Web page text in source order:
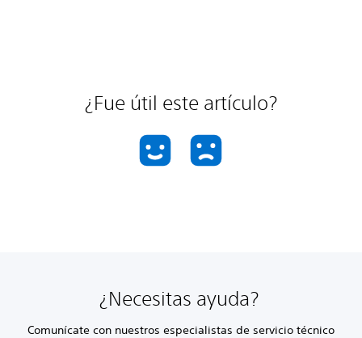
¿Fue útil este artículo?
¿Necesitas ayuda?
Comunícate con nuestros especialistas de servicio técnico